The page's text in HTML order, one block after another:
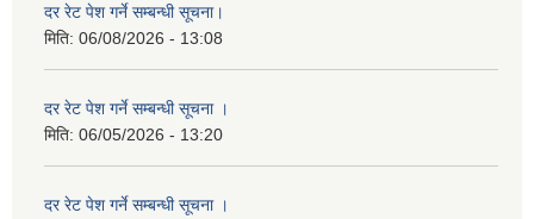
दर रेट पेश गर्ने सम्बन्धी सूचना।
मिति: 06/08/2026 - 13:08
दर रेट पेश गर्ने सम्बन्धी सूचना ।
मिति: 06/05/2026 - 13:20
दर रेट पेश गर्ने सम्बन्धी सूचना ।